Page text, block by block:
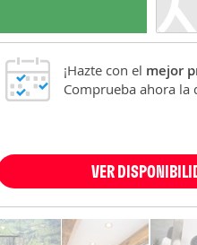
¡Hazte con el mejor
Comprueba ahora la
VER